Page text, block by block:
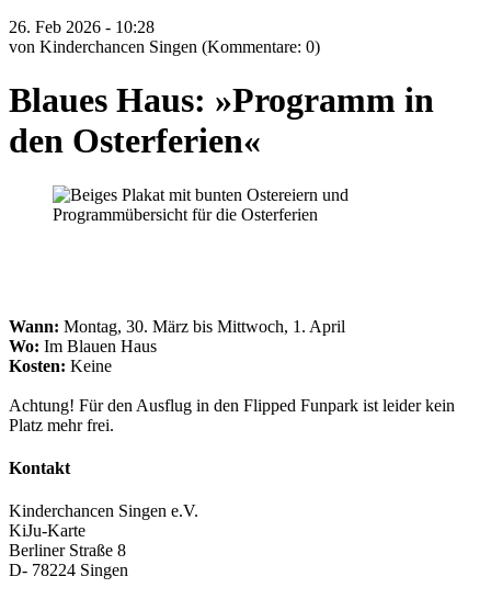
26. Feb 2026 - 10:28
von Kinderchancen Singen (Kommentare: 0)
Blaues Haus: »Programm in
den Osterferien«
Wann: Montag, 30. März bis Mittwoch, 1. April
Wo: Im Blauen Haus
Kosten: Keine
Achtung! Für den Ausflug in den Flipped Funpark ist leider kein
Platz mehr frei.
Kontakt
Kinderchancen Singen e.V.
KiJu-Karte
Berliner Straße 8
D- 78224 Singen